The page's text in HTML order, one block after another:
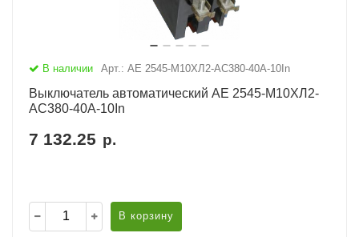
В наличии Арт.: АЕ 2545-М10ХЛ2-AC380-40А-10In
Выключатель автоматический АЕ 2545-М10ХЛ2-
AC380-40А-10In
7 132.25 р.
В корзину